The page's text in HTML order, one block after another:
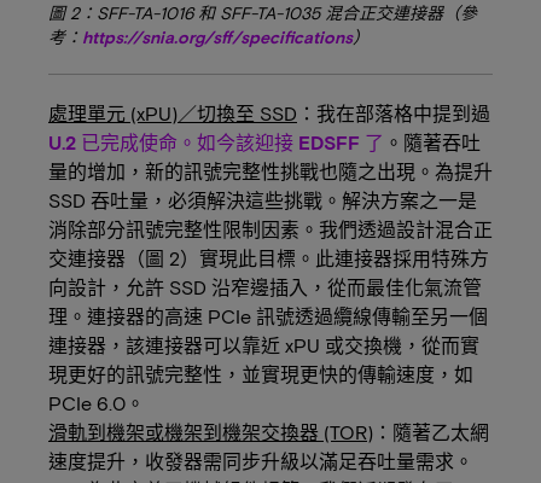
圖 2：SFF-TA-1016 和 SFF-TA-1035 混合正交連接器（參
考： https://snia.org/sff/specifications）
處理單元 (xPU)／切換至 SSD ：我在部落格中提到過
U.2 已完成使命。如今該迎接 EDSFF 了 。隨著吞吐
量的增加，新的訊號完整性挑戰也隨之出現。為提升
SSD 吞吐量，必須解決這些挑戰。解決方案之一是
消除部分訊號完整性限制因素。我們透過設計混合正
交連接器（圖 2）實現此目標。此連接器採用特殊方
向設計，允許 SSD 沿窄邊插入，從而最佳化氣流管
理。連接器的高速 PCIe 訊號透過纜線傳輸至另一個
連接器，該連接器可以靠近 xPU 或交換機，從而實
現更好的訊號完整性，並實現更快的傳輸速度，如
PCIe 6.0。
滑軌到機架或機架到機架交換器 (TOR) ：隨著乙太網
速度提升，收發器需同步升級以滿足吞吐量需求。